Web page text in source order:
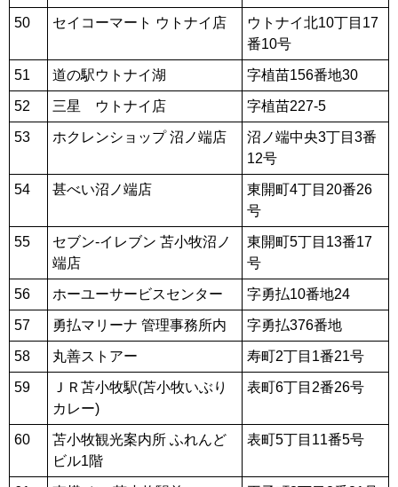
50 セイコーマート ウトナイ店
ウトナイ北10丁目17
番10号
51 道の駅ウトナイ湖 字植苗156番地30
52 三星 ウトナイ店 字植苗227-5
53 ホクレンショップ 沼ノ端店
沼ノ端中央3丁目3番
12号
54 甚べい沼ノ端店
東開町4丁目20番26
号
55
セブン‐イレブン 苫小牧沼ノ
端店
東開町5丁目13番17
号
56 ホーユーサービスセンター 字勇払10番地24
57 勇払マリーナ 管理事務所内 字勇払376番地
58 丸善ストアー 寿町2丁目1番21号
59
ＪＲ苫小牧駅(苫小牧いぶり
カレー)
表町6丁目2番26号
60
苫小牧観光案内所 ふれんど
ビル1階
表町5丁目11番5号